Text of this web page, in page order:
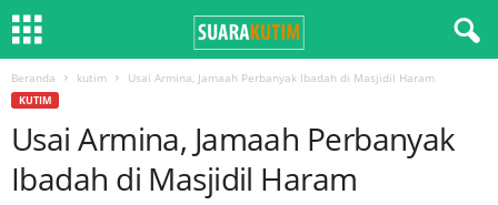
Beranda kutim Usai Armina, Jamaah Perbanyak Ibadah di Masjidil Haram
KUTIM
Usai Armina, Jamaah Perbanyak
Ibadah di Masjidil Haram